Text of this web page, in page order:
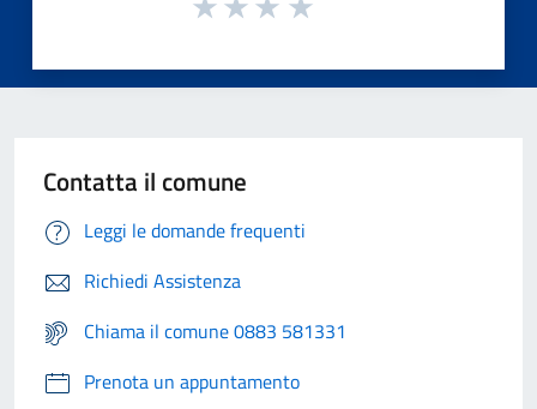
Contatta il comune
Leggi le domande frequenti
Richiedi Assistenza
Chiama il comune 0883 581331
Prenota un appuntamento